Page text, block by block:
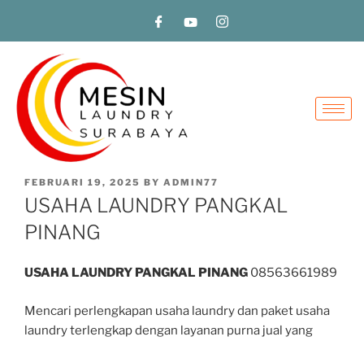
FEBRUARI 19, 2025 BY ADMIN77
USAHA LAUNDRY PANGKAL
PINANG
USAHA LAUNDRY PANGKAL PINANG 08563661989
Mencari perlengkapan usaha laundry dan paket usaha
laundry terlengkap dengan layanan purna jual yang